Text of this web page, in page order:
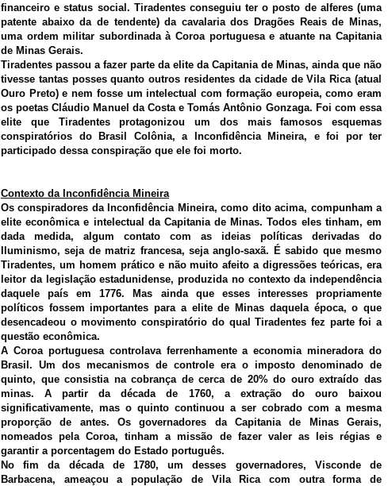
financeiro e status social. Tiradentes conseguiu ter o posto de alferes (uma
patente abaixo da de tendente) da cavalaria dos Dragões Reais de Minas,
uma ordem militar subordinada à Coroa portuguesa e atuante na Capitania
de Minas Gerais.
Tiradentes passou a fazer parte da elite da Capitania de Minas, ainda que não
tivesse tantas posses quanto outros residentes da cidade de Vila Rica (atual
Ouro Preto) e nem fosse um intelectual com formação europeia, como eram
os poetas Cláudio Manuel da Costa e Tomás Antônio Gonzaga. Foi com essa
elite que Tiradentes protagonizou um dos mais famosos esquemas
conspiratórios do Brasil Colônia, a Inconfidência Mineira, e foi por ter
participado dessa conspiração que ele foi morto.
Contexto da Inconfidência Mineira
Os conspiradores da Inconfidência Mineira, como dito acima, compunham a
elite econômica e intelectual da Capitania de Minas. Todos eles tinham, em
dada medida, algum contato com as ideias políticas derivadas do
Iluminismo, seja de matriz francesa, seja anglo-saxã. É sabido que mesmo
Tiradentes, um homem prático e não muito afeito a digressões teóricas, era
leitor da legislação estadunidense, produzida no contexto da independência
daquele país em 1776. Mas ainda que esses interesses propriamente
políticos fossem importantes para a elite de Minas daquela época, o que
desencadeou o movimento conspiratório do qual Tiradentes fez parte foi a
questão econômica.
A Coroa portuguesa controlava ferrenhamente a economia mineradora do
Brasil. Um dos mecanismos de controle era o imposto denominado de
quinto, que consistia na cobrança de cerca de 20% do ouro extraído das
minas. A partir da década de 1760, a extração do ouro baixou
significativamente, mas o quinto continuou a ser cobrado com a mesma
proporção de antes. Os governadores da Capitania de Minas Gerais,
nomeados pela Coroa, tinham a missão de fazer valer as leis régias e
garantir a porcentagem do Estado português.
No fim da década de 1780, um desses governadores, Visconde de
Barbacena, ameaçou a população de Vila Rica com outra forma de